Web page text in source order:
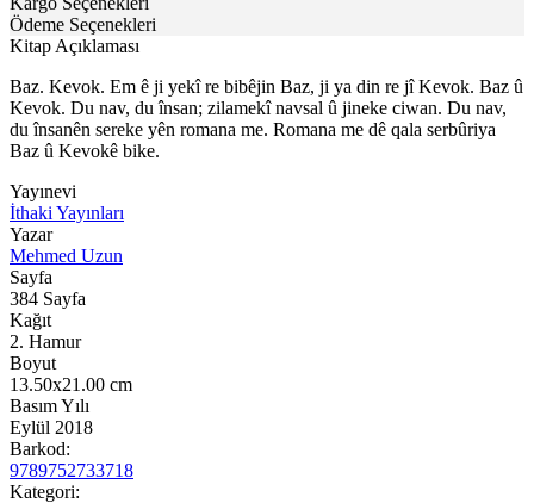
Ödeme Seçenekleri
Kitap Açıklaması
Baz. Kevok. Em ê ji yekî re bibêjin Baz, ji ya din re jî Kevok. Baz û
Kevok. Du nav, du însan; zilamekî navsal û jineke ciwan. Du nav,
du însanên sereke yên romana me. Romana me dê qala serbûriya
Baz û Kevokê bike.
Yayınevi
İthaki Yayınları
Yazar
Mehmed Uzun
Sayfa
384 Sayfa
Kağıt
2. Hamur
Boyut
13.50x21.00 cm
Basım Yılı
Eylül 2018
Barkod:
9789752733718
Kategori: